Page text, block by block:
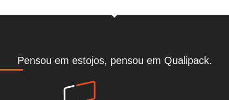
Pensou em estojos, pensou em Qualipack.